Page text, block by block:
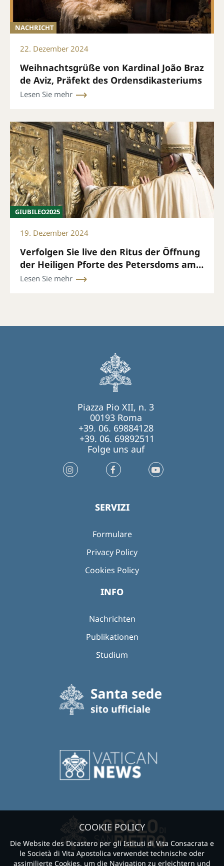
NACHRICHT
22. Dezember 2024
Weihnachtsgrüße von Kardinal João Braz
de Aviz, Präfekt des Ordensdikasteriums
Lesen Sie mehr
GIUBILEO2025
19. Dezember 2024
Verfolgen Sie live den Ritus der Öffnung
der Heiligen Pforte des Petersdoms am
24. Dezember um 19 Uhr (römische Zeit)
Lesen Sie mehr
Piazza Pio XII, n. 3
00193 Roma
+39. 06. 69884128
+39. 06. 69892511
Folge uns auf
SERVIZI
Formulare
Privacy Policy
Cookies Policy
INFO
Nachrichten
Publikationen
Studium
COOKIE POLICY
Die Website des Dicastero per gli Istituti di Vita Consacrata e
le Società di Vita Apostolica verwendet technische oder
assimilierte Cookies, um die Navigation zu erleichtern und